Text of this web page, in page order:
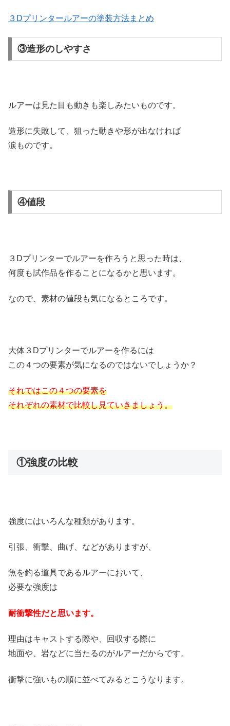
３Dプリンタールアーの塗装方法まとめ
③造形のしやすさ
ルアーは見た目も動きも楽しみたいものです。
造形に失敗して、狙った動きや形が出なければ
涙ものです。
④値段
３Dプリンターでルアーを作ろうと思った時は、
何度も試作品を作ることになるかと思います。
なので、素材の値段も気になるところです。
大体３Dプリンターでルアーを作るには
この４つの要素が気になるのではないでしょうか？
それではこの４つの要素を
それぞれの素材で比較し見ていきましょう。
①強度の比較
強度にはいろんな種類があります。
引張、衝撃、曲げ、などがありますが、
魚を釣る道具であるルアーにおいて、
必要な強度は
耐衝撃性だと思います。
理由はキャストする際や、回収する際に
地面や、岩などに当たるのがルアーだからです。
衝撃に強いもの順に並べてみるとこうなります。